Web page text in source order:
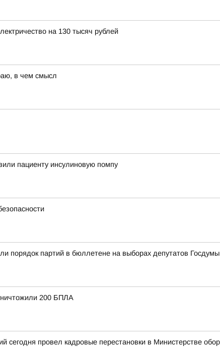
на 130 тысяч рублей
в чем смысл
пациенту инсулиновую помпу
порядок партий в бюллетене на выборах депутатов
200 БПЛА
сегодня провел кадровые перестановки в Министерстве